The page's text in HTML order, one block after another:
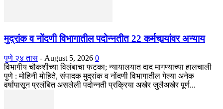
मुद्रांक व नोंदणी विभागातील पदोन्नतीत 22 कर्मचार्‍यांवर अन्याय
पुणे २४ तास - August 5, 2026 0
विभागीय चौकशीच्या विलंबाचा फटका; न्यायालयात दाद मागण्याच्या हालचाली
पुणे : मोहिनी मोहिते, संपादक मुद्रांक व नोंदणी विभागातील गेल्या अनेक
वर्षांपासून प्रलंबित असलेली पदोन्नती प्रक्रिया अखेर जुलैअखेर पूर्ण...